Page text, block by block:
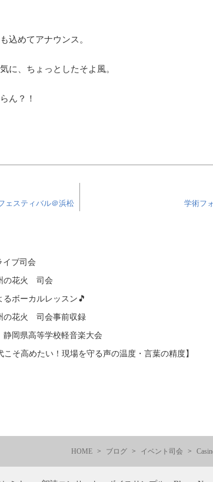
込めてアナウンス。
に、ちょっとしたそよ風。
ん？！
ェスティバル＠浜松 学術フ
イブ司会
の花火 司会
るボーカルレッスン🎵
の花火 司会事前収録
岡県高等学校軽音楽大会
そ高めたい！現場を守る声の温度・言葉の精度】
HOME ブログ イベント司会